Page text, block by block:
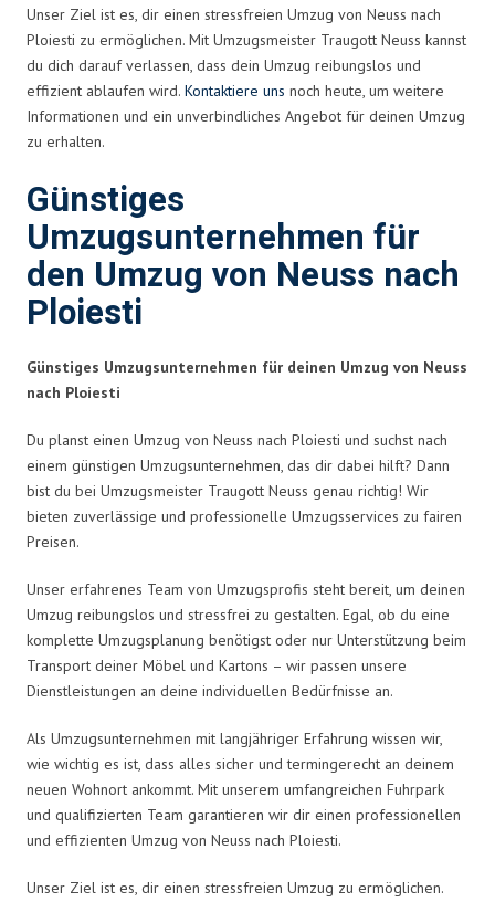
Unser Ziel ist es, dir einen stressfreien Umzug von Neuss nach
Ploiesti zu ermöglichen. Mit Umzugsmeister Traugott Neuss kannst
du dich darauf verlassen, dass dein Umzug reibungslos und
effizient ablaufen wird. Kontaktiere uns noch heute, um weitere
Informationen und ein unverbindliches Angebot für deinen Umzug
zu erhalten.
Günstiges
Umzugsunternehmen für
den Umzug von Neuss nach
Ploiesti
Günstiges Umzugsunternehmen für deinen Umzug von Neuss
nach Ploiesti
Du planst einen Umzug von Neuss nach Ploiesti und suchst nach
einem günstigen Umzugsunternehmen, das dir dabei hilft? Dann
bist du bei Umzugsmeister Traugott Neuss genau richtig! Wir
bieten zuverlässige und professionelle Umzugsservices zu fairen
Preisen.
Unser erfahrenes Team von Umzugsprofis steht bereit, um deinen
Umzug reibungslos und stressfrei zu gestalten. Egal, ob du eine
komplette Umzugsplanung benötigst oder nur Unterstützung beim
Transport deiner Möbel und Kartons – wir passen unsere
Dienstleistungen an deine individuellen Bedürfnisse an.
Als Umzugsunternehmen mit langjähriger Erfahrung wissen wir,
wie wichtig es ist, dass alles sicher und termingerecht an deinem
neuen Wohnort ankommt. Mit unserem umfangreichen Fuhrpark
und qualifizierten Team garantieren wir dir einen professionellen
und effizienten Umzug von Neuss nach Ploiesti.
Unser Ziel ist es, dir einen stressfreien Umzug zu ermöglichen.